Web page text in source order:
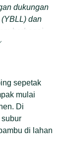
dukungan
dan
berbagai
hingga
dengan
di kawasan
terus
menjaga
sepetak
mulai
Di
di lahan